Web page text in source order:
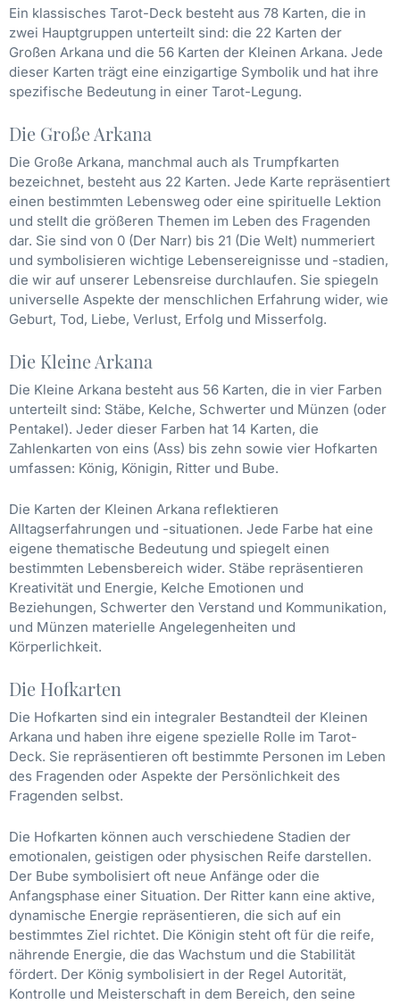
Ein klassisches Tarot-Deck besteht aus 78 Karten, die in
zwei Hauptgruppen unterteilt sind: die 22 Karten der
Großen Arkana und die 56 Karten der Kleinen Arkana. Jede
dieser Karten trägt eine einzigartige Symbolik und hat ihre
spezifische Bedeutung in einer Tarot-Legung.
Die Große Arkana
Die Große Arkana, manchmal auch als Trumpfkarten
bezeichnet, besteht aus 22 Karten. Jede Karte repräsentiert
einen bestimmten Lebensweg oder eine spirituelle Lektion
und stellt die größeren Themen im Leben des Fragenden
dar. Sie sind von 0 (Der Narr) bis 21 (Die Welt) nummeriert
und symbolisieren wichtige Lebensereignisse und -stadien,
die wir auf unserer Lebensreise durchlaufen. Sie spiegeln
universelle Aspekte der menschlichen Erfahrung wider, wie
Geburt, Tod, Liebe, Verlust, Erfolg und Misserfolg.
Die Kleine Arkana
Die Kleine Arkana besteht aus 56 Karten, die in vier Farben
unterteilt sind: Stäbe, Kelche, Schwerter und Münzen (oder
Pentakel). Jeder dieser Farben hat 14 Karten, die
Zahlenkarten von eins (Ass) bis zehn sowie vier Hofkarten
umfassen: König, Königin, Ritter und Bube.
Die Karten der Kleinen Arkana reflektieren
Alltagserfahrungen und -situationen. Jede Farbe hat eine
eigene thematische Bedeutung und spiegelt einen
bestimmten Lebensbereich wider. Stäbe repräsentieren
Kreativität und Energie, Kelche Emotionen und
Beziehungen, Schwerter den Verstand und Kommunikation,
und Münzen materielle Angelegenheiten und
Körperlichkeit.
Die Hofkarten
Die Hofkarten sind ein integraler Bestandteil der Kleinen
Arkana und haben ihre eigene spezielle Rolle im Tarot-
Deck. Sie repräsentieren oft bestimmte Personen im Leben
des Fragenden oder Aspekte der Persönlichkeit des
Fragenden selbst.
Die Hofkarten können auch verschiedene Stadien der
emotionalen, geistigen oder physischen Reife darstellen.
Der Bube symbolisiert oft neue Anfänge oder die
Anfangsphase einer Situation. Der Ritter kann eine aktive,
dynamische Energie repräsentieren, die sich auf ein
bestimmtes Ziel richtet. Die Königin steht oft für die reife,
nährende Energie, die das Wachstum und die Stabilität
fördert. Der König symbolisiert in der Regel Autorität,
Kontrolle und Meisterschaft in dem Bereich, den seine